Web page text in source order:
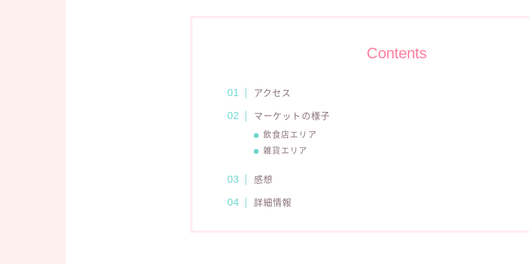
Contents
アクセス
マーケットの様子
飲食店エリア
雑貨エリア
感想
詳細情報